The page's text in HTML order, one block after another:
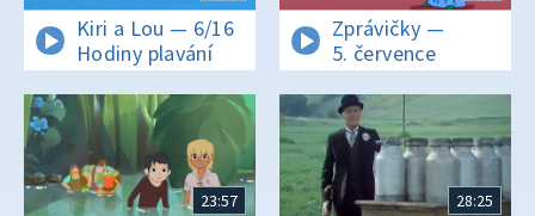
Kiri a Lou — 6/16
Hodiny plavání
Zprávičky —
5. července
23:57 28:25